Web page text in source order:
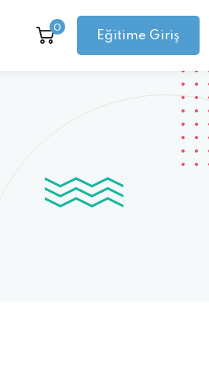
0
Eğitime Giriş